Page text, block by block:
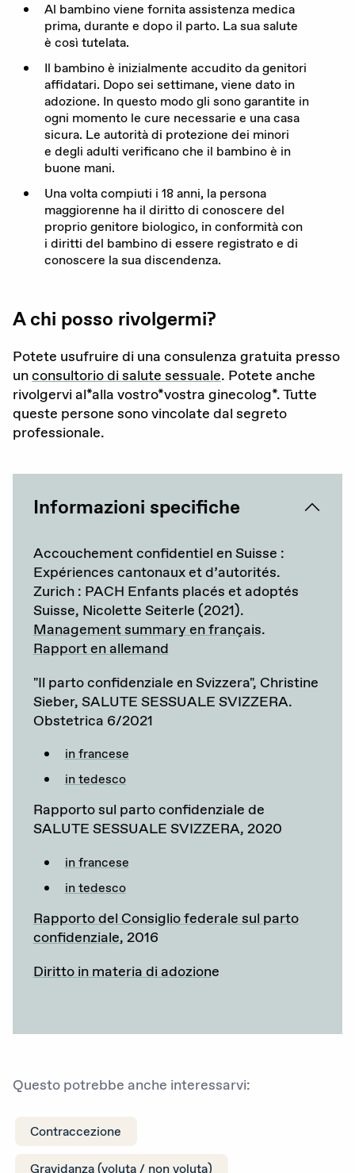
Al bambino viene fornita assistenza medica
prima, durante e dopo il parto. La sua salute
è così tutelata.
Il bambino è inizialmente accudito da genitori
affidatari. Dopo sei settimane, viene dato in
adozione. In questo modo gli sono garantite in
ogni momento le cure necessarie e una casa
sicura. Le autorità di protezione dei minori
e degli adulti verificano che il bambino è in
buone mani.
Una volta compiuti i 18anni, la persona
maggiorenne ha il diritto di conoscere del
proprio genitore biologico, in conformità con
i diritti del bambino di essere registrato e di
conoscere la sua discendenza.
A chi posso rivolgermi?
Potete usufruire di una consulenza gratuita presso
unconsultorio di salute sessuale. Potete anche
rivolgervi al*alla vostro*vostra ginecolog*. Tutte
queste persone sono vincolate dal segreto
professionale.
Informazioni specifiche
Accouchement confidentiel en Suisse :
Expériences cantonaux et d’autorités.
Zurich : PACH Enfants placés et adoptés
Suisse, Nicolette Seiterle (2021).
Management summary en français.
Rapport en allemand
"Il parto confidenziale en Svizzera", Christine
Sieber, SALUTE SESSUALE SVIZZERA.
Obstetrica 6/2021
in francese
in tedesco
Rapporto sul parto confidenziale de
SALUTE SESSUALE SVIZZERA, 2020
in francese
in tedesco
Rapporto del Consiglio federale sul parto
confidenziale, 2016
Diritto in materia di adozione
Questo potrebbe anche interessarvi:
Contraccezione
Gravidanza (voluta / non voluta)